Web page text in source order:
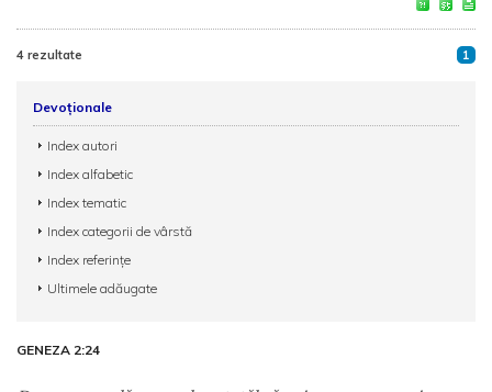
4 rezultate 1
Devoționale
Index autori
Index alfabetic
Index tematic
Index categorii de vârstă
Index referințe
Ultimele adăugate
GENEZA 2:24